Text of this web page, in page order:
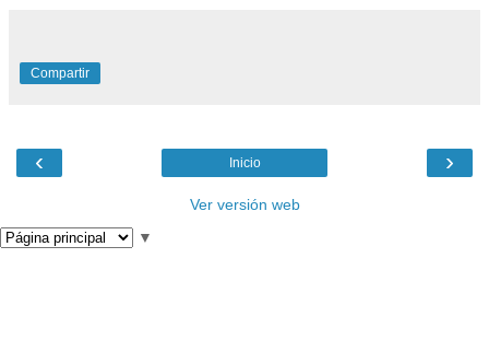
Compartir
‹ ›
Inicio
Ver versión web
▼